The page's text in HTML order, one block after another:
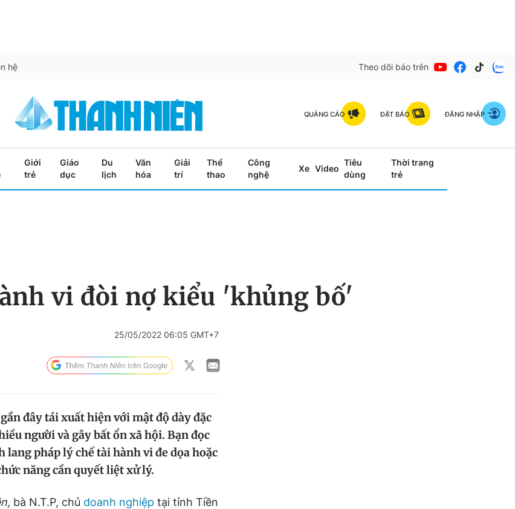
hệ Theo dõi báo trên
QUẢNG CÁO ĐẶT BÁO ĐĂNG NHẬP
Giới
trẻ
Giáo
dục
Du
lịch
Văn
hóa
Giải
trí
Thể
thao
Công
nghệ
Xe Video
Tiêu
dùng
Thời trang
trẻ
vi đòi nợ kiểu 'khủng bố'
25/05/2022 06:05 GMT+7
đây tái xuất hiện với mật độ dày đặc
người và gây bất ổn xã hội. Bạn đọc
lang pháp lý chế tài hành vi đe dọa hoặc
năng cần quyết liệt xử lý.
bà N.T.P, chủ doanh nghiệp tại tỉnh Tiền